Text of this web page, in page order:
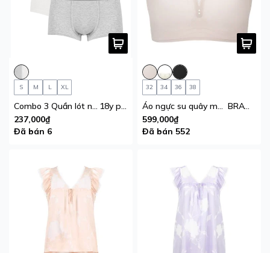
S M L XL
Combo 3 Quần lót nam học sinh iBasic bé trai iBasic 10y
18y phom boxer cotton USA kháng khuẩn
237,000₫
Đã bán 6
32 34 36 38
Áo ngực su quây mút mỏng chống tuột Multiway iBasic không gọng cup ngang tặng kèm dây vai trong
BRAW093
599,000₫
Đã bán 552